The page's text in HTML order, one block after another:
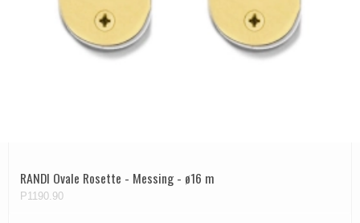
RANDI Ovale Rosette - Messing - ø16 m
P1190.90